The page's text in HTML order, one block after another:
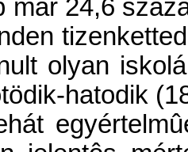
már 24,6
olyan
hatodik